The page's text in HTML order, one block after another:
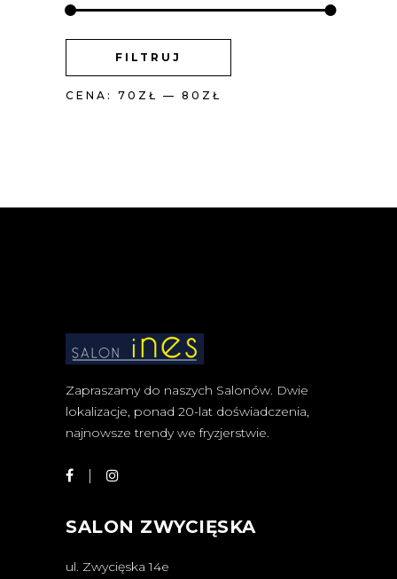
FILTRUJ
CENA: 70ZŁ — 80ZŁ
Zapraszamy do naszych Salonów. Dwie
lokalizacje, ponad 20-lat doświadczenia,
najnowsze trendy we fryzjerstwie.
SALON ZWYCIĘSKA
ul. Zwycięska 14e